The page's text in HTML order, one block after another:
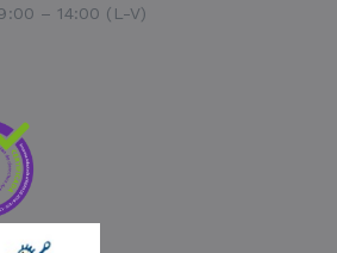
– 14:00 (L-V)